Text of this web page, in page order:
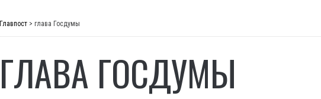
Главпост > глава Госдумы
ГЛАВА ГОСДУМЫ